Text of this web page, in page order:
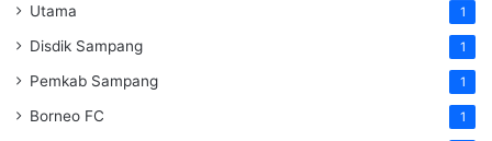
Utama 1
Disdik Sampang 1
Pemkab Sampang 1
Borneo FC 1